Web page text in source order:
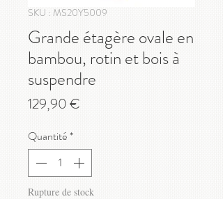
SKU : MS20Y5009
Grande étagère ovale en
bambou, rotin et bois à
suspendre
129,90 €
Quantité*
Rupture de stock